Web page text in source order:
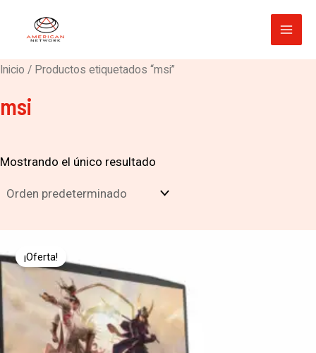
Inicio / Productos etiquetados “msi”
msi
Mostrando el único resultado
¡Oferta!
original
era:
$ 10.000.000.
es:
$ 9.999.999.